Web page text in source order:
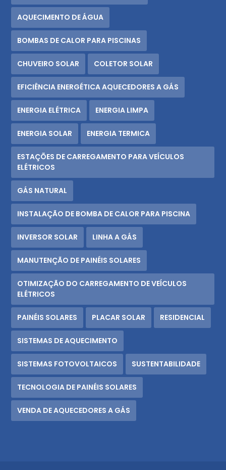
AQUECIMENTO DE ÁGUA
BOMBAS DE CALOR PARA PISCINAS
CHUVEIRO SOLAR COLETOR SOLAR
EFICIÊNCIA ENERGÉTICA AQUECEDORES A GÁS
ENERGIA ELÉTRICA ENERGIA LIMPA
ENERGIA SOLAR ENERGIA TERMICA
ESTAÇÕES DE CARREGAMENTO PARA VEÍCULOS
ELÉTRICOS
GÁS NATURAL
INSTALAÇÃO DE BOMBA DE CALOR PARA PISCINA
INVERSOR SOLAR LINHA A GÁS
MANUTENÇÃO DE PAINÉIS SOLARES
OTIMIZAÇÃO DO CARREGAMENTO DE VEÍCULOS
ELÉTRICOS
PAINÉIS SOLARES PLACAR SOLAR RESIDENCIAL
SISTEMAS DE AQUECIMENTO
SISTEMAS FOTOVOLTAICOS SUSTENTABILIDADE
TECNOLOGIA DE PAINÉIS SOLARES
VENDA DE AQUECEDORES A GÁS